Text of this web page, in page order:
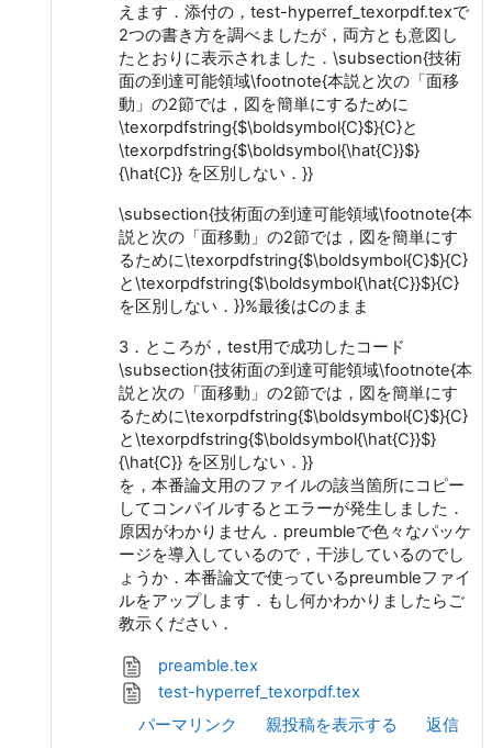
えます．添付の，test-hyperref_texorpdf.texで
2つの書き方を調べましたが，両方とも意図し
たとおりに表示されました．\subsection{技術
面の到達可能領域\footnote{本説と次の「面移
動」の2節では，図を簡単にするために
\texorpdfstring{$\boldsymbol{C}$}{C}と
\texorpdfstring{$\boldsymbol{\hat{C}}$}
{\hat{C}} を区別しない．}}
\subsection{技術面の到達可能領域\footnote{本
説と次の「面移動」の2節では，図を簡単にす
るために\texorpdfstring{$\boldsymbol{C}$}{C}
と\texorpdfstring{$\boldsymbol{\hat{C}}$}{C}
を区別しない．}}%最後はCのまま
3．ところが，test用で成功したコード
\subsection{技術面の到達可能領域\footnote{本
説と次の「面移動」の2節では，図を簡単にす
るために\texorpdfstring{$\boldsymbol{C}$}{C}
と\texorpdfstring{$\boldsymbol{\hat{C}}$}
{\hat{C}} を区別しない．}}
を，本番論文用のファイルの該当箇所にコピー
してコンパイルするとエラーが発生しました．
原因がわかりません．preumbleで色々なパッケ
ージを導入しているので，干渉しているのでし
ょうか．本番論文で使っているpreumbleファイ
ルをアップします．もし何かわかりましたらご
教示ください．
preamble.tex
test-hyperref_texorpdf.tex
パーマリンク
親投稿を表示する 返信